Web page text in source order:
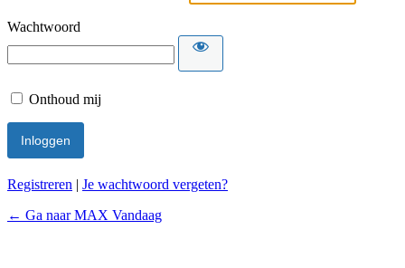
Wachtwoord
Onthoud mij
Registreren | Je wachtwoord vergeten?
← Ga naar MAX Vandaag